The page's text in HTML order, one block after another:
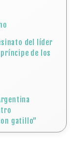
del líder
de los
gatillo”